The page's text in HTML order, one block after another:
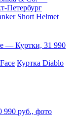
Short Helmet
Куртка Diablo